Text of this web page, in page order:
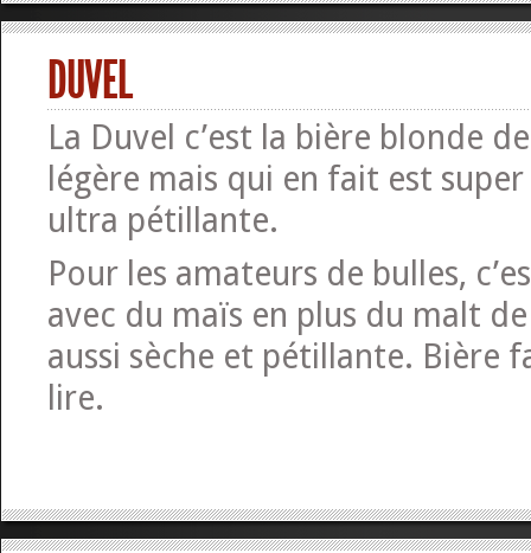
DUVEL
La Duvel c’est la bière blonde
légère mais qui en fait est
ultra pétillante.
Pour les amateurs de bulles,
avec du maïs en plus du malt
aussi sèche et pétillante. Bière
lire.